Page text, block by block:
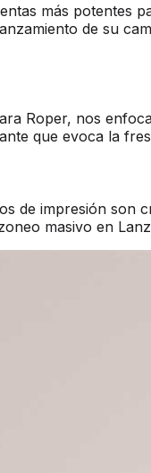
más potentes
de su
Roper, nos
que evoca la
de impresión son
masivo en